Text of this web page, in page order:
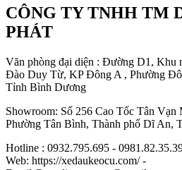
CÔNG TY TNHH TM
PHÁT
Văn phòng đại diện : Đường D1, Khu
Đào Duy Từ, KP Đông A , Phường
Tỉnh Bình Dương
Showroom: Số 256 Cao Tốc Tân Vạn
Phường Tân Bình, Thành phố Dĩ An,
Hotline : 0932.795.695 -
Web: https://xedaukeocu.com/ -